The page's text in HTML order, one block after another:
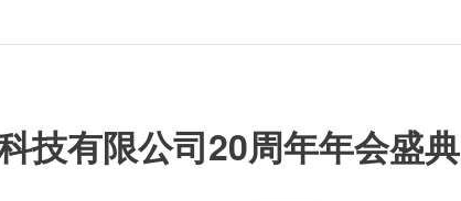
技有限公司20周年年会盛典